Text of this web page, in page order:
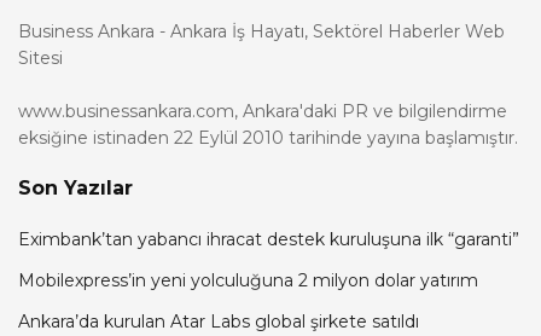
Business Ankara - Ankara İş Hayatı, Sektörel Haberler Web
Sitesi
www.businessankara.com, Ankara'daki PR ve bilgilendirme
eksiğine istinaden 22 Eylül 2010 tarihinde yayına başlamıştır.
Son Yazılar
Eximbank’tan yabancı ihracat destek kuruluşuna ilk “garanti”
Mobilexpress’in yeni yolculuğuna 2 milyon dolar yatırım
Ankara’da kurulan Atar Labs global şirkete satıldı